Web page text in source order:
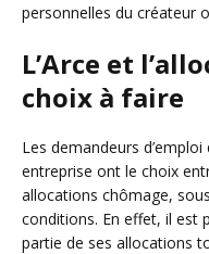
personnelles du créateur
L’Arce et
choix à faire
Les demandeurs
entreprise ont le choix
allocations chômage,
conditions. En effet, il est
partie de ses allocations